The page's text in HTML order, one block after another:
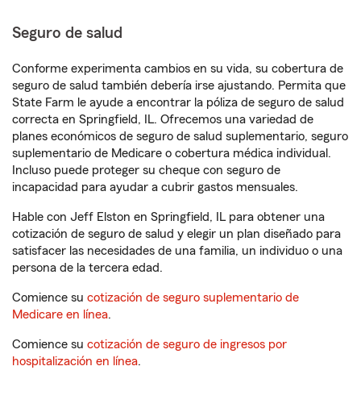
Seguro de salud
Conforme experimenta cambios en su vida, su cobertura de
seguro de salud también debería irse ajustando. Permita que
State Farm le ayude a encontrar la póliza de seguro de salud
correcta en Springfield, IL. Ofrecemos una variedad de
planes económicos de seguro de salud suplementario, seguro
suplementario de Medicare o cobertura médica individual.
Incluso puede proteger su cheque con seguro de
incapacidad para ayudar a cubrir gastos mensuales.
Hable con Jeff Elston en Springfield, IL para obtener una
cotización de seguro de salud y elegir un plan diseñado para
satisfacer las necesidades de una familia, un individuo o una
persona de la tercera edad.
Comience su cotización de seguro suplementario de
Medicare en línea.
Comience su cotización de seguro de ingresos por
hospitalización en línea.